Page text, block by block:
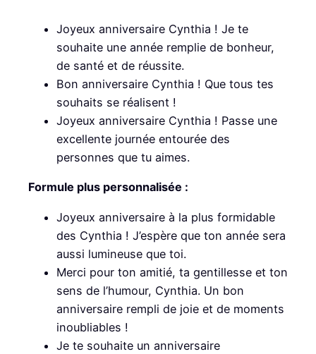
Joyeux anniversaire Cynthia ! Je te
souhaite une année remplie de bonheur,
de santé et de réussite.
Bon anniversaire Cynthia ! Que tous tes
souhaits se réalisent !
Joyeux anniversaire Cynthia ! Passe une
excellente journée entourée des
personnes que tu aimes.
Formule plus personnalisée :
Joyeux anniversaire à la plus formidable
des Cynthia ! J’espère que ton année sera
aussi lumineuse que toi.
Merci pour ton amitié, ta gentillesse et ton
sens de l’humour, Cynthia. Un bon
anniversaire rempli de joie et de moments
inoubliables !
Je te souhaite un anniversaire